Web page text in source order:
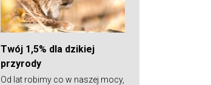
Twój 1,5% dla dzikiej
przyrody
Od lat robimy co w naszej mocy,